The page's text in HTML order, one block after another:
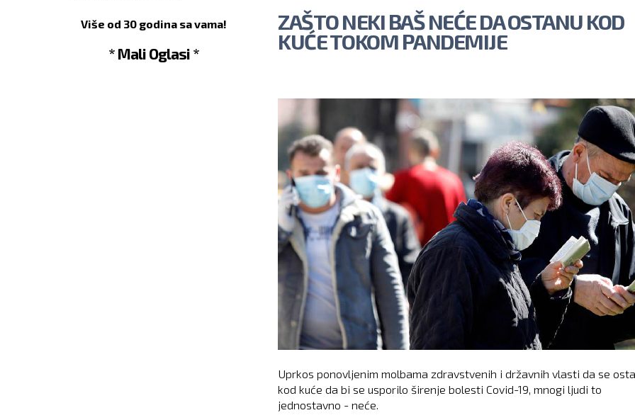
Više od 30 godina sa vama!
* Mali Oglasi *
ZAŠTO NEKI BAŠ NEĆE DA OSTANU KOD
KUĆE TOKOM PANDEMIJE
Uprkos ponovljenim molbama zdravstvenih i državnih vlasti da se
kod kuće da bi se usporilo širenje bolesti Covid-19, mnogi ljudi to
jednostavno - neće.